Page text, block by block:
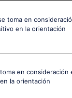
toma en
en la orientación
en consideración
la orientación